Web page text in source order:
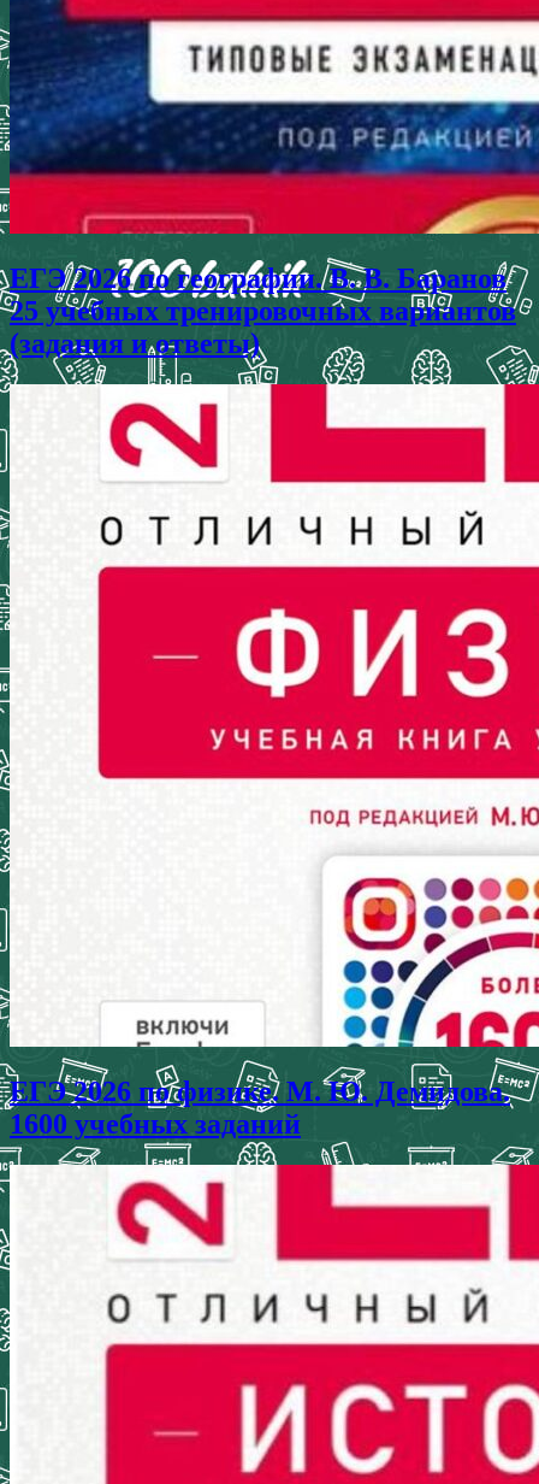
ЕГЭ 2026 по географии. В. В. Баранов
25 учебных тренировочных вариантов
(задания и ответы)
ЕГЭ 2026 по физике. М. Ю. Демидова.
1600 учебных заданий